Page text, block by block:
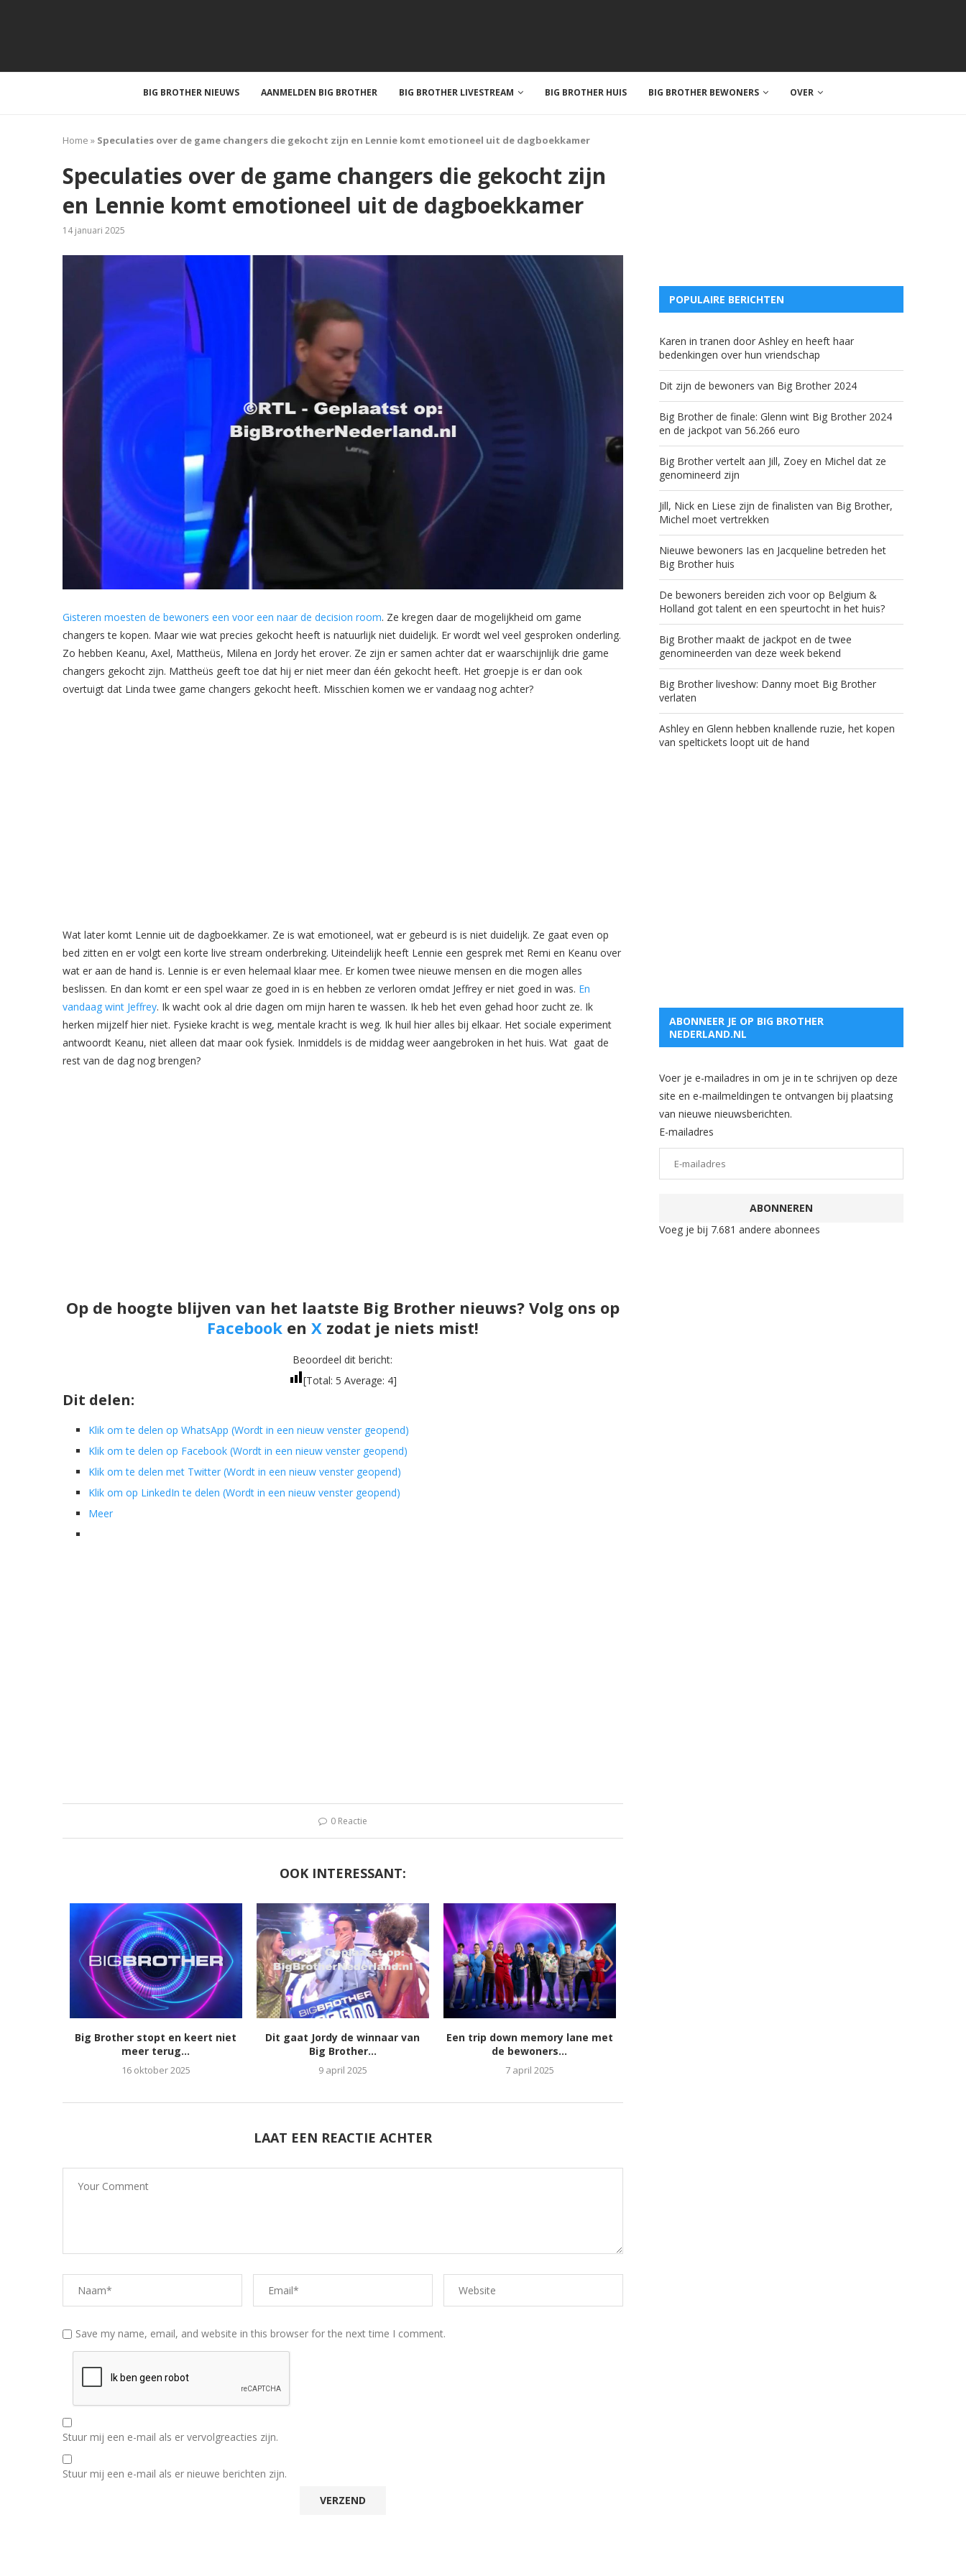
BIG BROTHER NIEUWS AANMELDEN BIG BROTHER BIG BROTHER LIVESTREAM BIG BROTHER HUIS BIG BROTHER BEWONERS OVER
Home » Speculaties over de game changers die gekocht zijn en Lennie komt emotioneel uit de dagboekkamer
Speculaties over de game changers die gekocht zijn
en Lennie komt emotioneel uit de dagboekkamer
14 januari 2025
Gisteren moesten de bewoners een voor een naar de decision room. Ze kregen daar de mogelijkheid om game
changers te kopen. Maar wie wat precies gekocht heeft is natuurlijk niet duidelijk. Er wordt wel veel gesproken onderling.
Zo hebben Keanu, Axel, Mattheüs, Milena en Jordy het erover. Ze zijn er samen achter dat er waarschijnlijk drie game
changers gekocht zijn. Mattheüs geeft toe dat hij er niet meer dan één gekocht heeft. Het groepje is er dan ook
overtuigt dat Linda twee game changers gekocht heeft. Misschien komen we er vandaag nog achter?
Wat later komt Lennie uit de dagboekkamer. Ze is wat emotioneel, wat er gebeurd is is niet duidelijk. Ze gaat even op
bed zitten en er volgt een korte live stream onderbreking. Uiteindelijk heeft Lennie een gesprek met Remi en Keanu over
wat er aan de hand is. Lennie is er even helemaal klaar mee. Er komen twee nieuwe mensen en die mogen alles
beslissen. En dan komt er een spel waar ze goed in is en hebben ze verloren omdat Jeffrey er niet goed in was. En
vandaag wint Jeffrey. Ik wacht ook al drie dagen om mijn haren te wassen. Ik heb het even gehad hoor zucht ze. Ik
herken mijzelf hier niet. Fysieke kracht is weg, mentale kracht is weg. Ik huil hier alles bij elkaar. Het sociale experiment
antwoordt Keanu, niet alleen dat maar ook fysiek. Inmiddels is de middag weer aangebroken in het huis. Wat gaat de
rest van de dag nog brengen?
Op de hoogte blijven van het laatste Big Brother nieuws? Volg ons op
Facebooken Xzodat je niets mist!
Beoordeel dit bericht:
[Total: 5 Average: 4]
Dit delen:
Klik om te delen op WhatsApp (Wordt in een nieuw venster geopend)
Klik om te delen op Facebook (Wordt in een nieuw venster geopend)
Klik om te delen met Twitter (Wordt in een nieuw venster geopend)
Klik om op LinkedIn te delen (Wordt in een nieuw venster geopend)
Meer
0 Reactie
OOK INTERESSANT:
Big Brother stopt en keert niet
meer terug...
16 oktober 2025
Dit gaat Jordy de winnaar van
Big Brother...
9 april 2025
Een trip down memory lane met
de bewoners...
7 april 2025
LAAT EEN REACTIE ACHTER
Save my name, email, and website in this browser for the next time I comment.
Stuur mij een e-mail als er vervolgreacties zijn.
Stuur mij een e-mail als er nieuwe berichten zijn.
POPULAIRE BERICHTEN
Karen in tranen door Ashley en heeft haar
bedenkingen over hun vriendschap
Dit zijn de bewoners van Big Brother 2024
Big Brother de finale: Glenn wint Big Brother 2024
en de jackpot van 56.266 euro
Big Brother vertelt aan Jill, Zoey en Michel dat ze
genomineerd zijn
Jill, Nick en Liese zijn de finalisten van Big Brother,
Michel moet vertrekken
Nieuwe bewoners Ias en Jacqueline betreden het
Big Brother huis
De bewoners bereiden zich voor op Belgium &
Holland got talent en een speurtocht in het huis?
Big Brother maakt de jackpot en de twee
genomineerden van deze week bekend
Big Brother liveshow: Danny moet Big Brother
verlaten
Ashley en Glenn hebben knallende ruzie, het kopen
van speltickets loopt uit de hand
ABONNEER JE OP BIG BROTHER
NEDERLAND.NL
Voer je e-mailadres in om je in te schrijven op deze
site en e-mailmeldingen te ontvangen bij plaatsing
van nieuwe nieuwsberichten.
E-mailadres
ABONNEREN
Voeg je bij 7.681 andere abonnees